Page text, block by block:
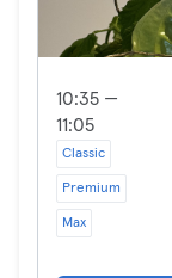
10:35 —
11:05
Classic
Premium
Max